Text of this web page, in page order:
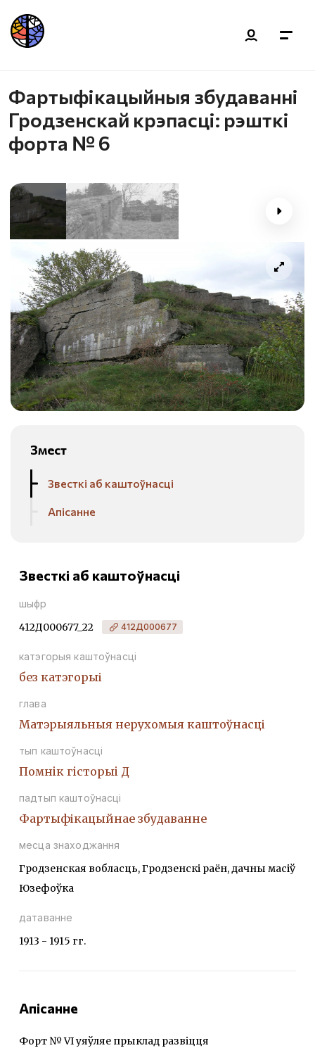
Фартыфікацыйныя збудаванні
Гродзенскай крэпасці: рэшткі
форта № 6
Змест
Звесткі аб каштоўнасці
Апісанне
Звесткі аб каштоўнасці
шыфр
412Д000677_22 412Д000677
катэгорыя каштоўнасці
без катэгорыі
глава
Матэрыяльныя нерухомыя каштоўнасці
тып каштоўнасці
Помнiк гiсторыi Д
падтып каштоўнасці
Фартыфікацыйнае збудаванне
месца знаходжання
Гродзенская вобласць, Гродзенскі раён, дачны масіў
Юзефоўка
датаванне
1913 - 1915 гг.
Апісанне
Форт № VІ уяўляе прыклад развіцця